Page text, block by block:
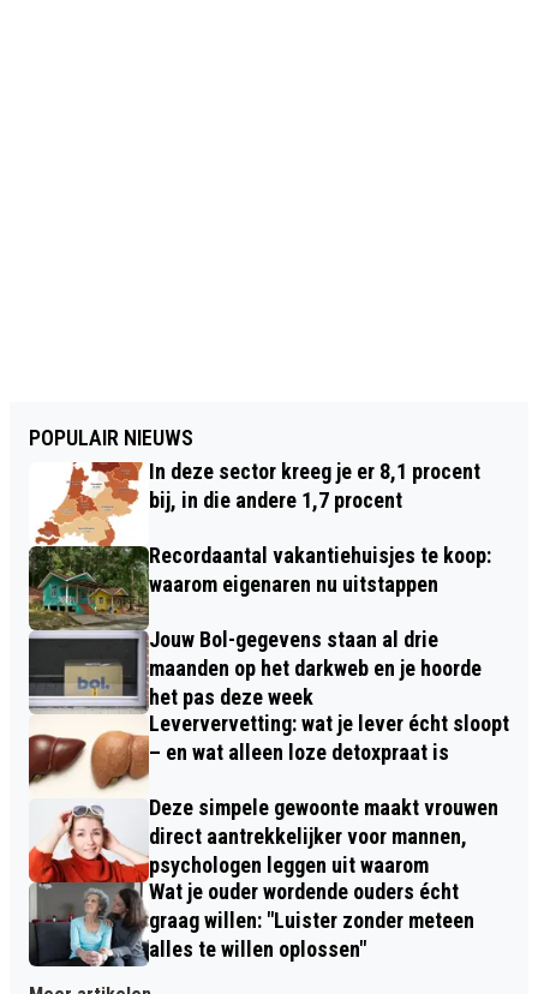
POPULAIR NIEUWS
In deze sector kreeg je er 8,1 procent
bij, in die andere 1,7 procent
Recordaantal vakantiehuisjes te koop:
waarom eigenaren nu uitstappen
Jouw Bol-gegevens staan al drie
maanden op het darkweb en je hoorde
het pas deze week
Leververvetting: wat je lever écht sloopt
– en wat alleen loze detoxpraat is
Deze simpele gewoonte maakt vrouwen
direct aantrekkelijker voor mannen,
psychologen leggen uit waarom
Wat je ouder wordende ouders écht
graag willen: "Luister zonder meteen
alles te willen oplossen"